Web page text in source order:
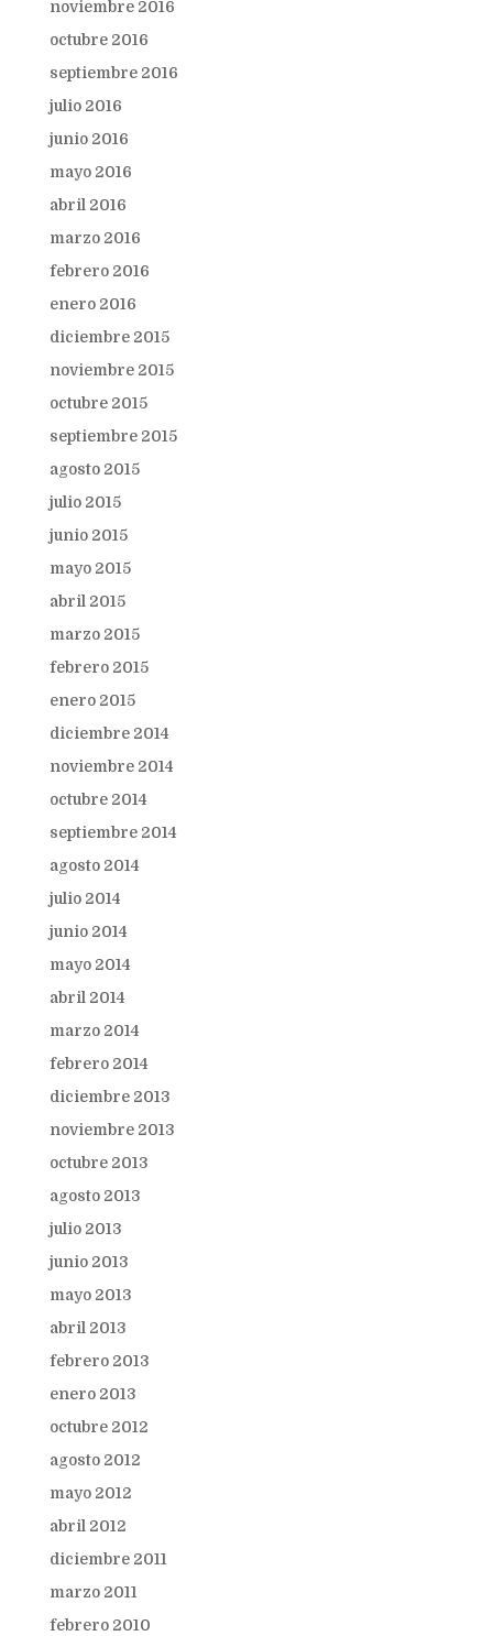
noviembre 2016
octubre 2016
septiembre 2016
julio 2016
junio 2016
mayo 2016
abril 2016
marzo 2016
febrero 2016
enero 2016
diciembre 2015
noviembre 2015
octubre 2015
septiembre 2015
agosto 2015
julio 2015
junio 2015
mayo 2015
abril 2015
marzo 2015
febrero 2015
enero 2015
diciembre 2014
noviembre 2014
octubre 2014
septiembre 2014
agosto 2014
julio 2014
junio 2014
mayo 2014
abril 2014
marzo 2014
febrero 2014
diciembre 2013
noviembre 2013
octubre 2013
agosto 2013
julio 2013
junio 2013
mayo 2013
abril 2013
febrero 2013
enero 2013
octubre 2012
agosto 2012
mayo 2012
abril 2012
diciembre 2011
marzo 2011
febrero 2010